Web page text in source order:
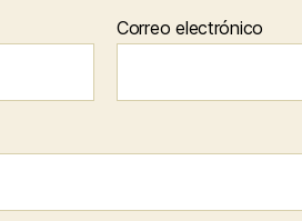
Correo electrónico